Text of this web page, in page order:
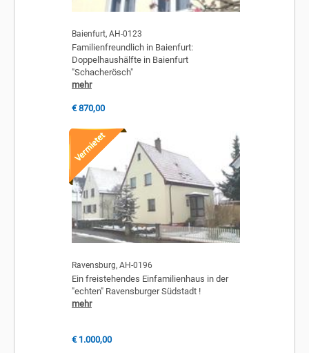
Baienfurt, AH-0123
Familienfreundlich in Baienfurt:
Doppelhaushälfte in Baienfurt
"Schacherösch"
mehr
€ 870,00
Ravensburg, AH-0196
Ein freistehendes Einfamilienhaus in der
"echten" Ravensburger Südstadt !
mehr
€ 1.000,00